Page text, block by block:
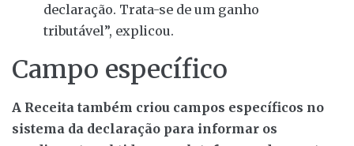
declaração. Trata-se de um ganho
tributável”, explicou.
Campo específico
A Receita também criou campos específicos no
sistema da declaração para informar os